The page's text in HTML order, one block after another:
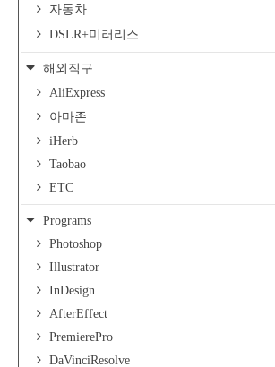
자동차
DSLR+미러리스
해외직구
AliExpress
아마존
iHerb
Taobao
ETC
Programs
Photoshop
Illustrator
InDesign
AfterEffect
PremierePro
DaVinciResolve